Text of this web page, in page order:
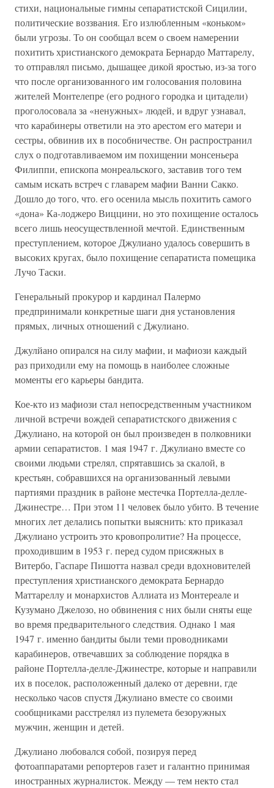
стихи, национальные гимны сепаратистской Сицилии,
политические воззвания. Его излюбленным «коньком»
были угрозы. То он сообщал всем о своем намерении
похитить христианского демократа Бернардо Маттарелу,
то отправлял письмо, дышащее дикой яростью, из-за того
что после организованного им голосования половина
жителей Монтелепре (его родного городка и цитадели)
проголосовала за «ненужных» людей, и вдруг узнавал,
что карабинеры ответили на это арестом его матери и
сестры, обвинив их в пособничестве. Он распространил
слух о подготавливаемом им похищении монсеньера
Филиппи, епископа монреальского, заставив того тем
самым искать встреч с главарем мафии Ванни Сакко.
Дошло до того, что. его осенила мысль похитить самого
«дона» Ка-лоджеро Виццини, но это похищение осталось
всего лишь неосуществленной мечтой. Единственным
преступлением, которое Джулиано удалось совершить в
высоких кругах, было похищение сепаратиста помещика
Лучо Таски.
Генеральный прокурор и кардинал Палермо
предпринимали конкретные шаги дня установления
прямых, личных отношений с Джулиано.
Джулйано опирался на силу мафии, и мафиози каждый
раз приходили ему на помощь в наиболее сложные
моменты его карьеры бандита.
Кое-кто из мафиози стал непосредственным участником
личной встречи вождей сепаратистского движения с
Джулиано, на которой он был произведен в полковники
армии сепаратистов. 1 мая 1947 г. Джулиано вместе со
своими людьми стрелял, спрятавшись за скалой, в
крестьян, собравшихся на организованный левыми
партиями праздник в районе местечка Портелла-делле-
Джинестре… При этом 11 человек было убито. В течение
многих лет делались попытки выяснить: кто приказал
Джулиано устроить это кровопролитие? На процессе,
проходившим в 1953 г. перед судом присяжных в
Витербо, Гаспаре Пишотта назвал среди вдохновителей
преступления христианского демократа Бернардо
Маттареллу и монархистов Аллиата из Монтереале и
Кузумано Джелозо, но обвинения с них были сняты еще
во время предварительного следствия. Однако 1 мая
1947 г. именно бандиты были теми проводниками
карабинеров, отвечавших за соблюдение порядка в
районе Портелла-делле-Джинестре, которые и направили
их в поселок, расположенный далеко от деревни, где
несколько часов спустя Джулиано вместе со своими
сообщниками расстрелял из пулемета безоружных
мужчин, женщин и детей.
Джулиано любовался собой, позируя перед
фотоаппаратами репортеров газет и галантно принимая
иностранных журналисток. Между — тем некто стал